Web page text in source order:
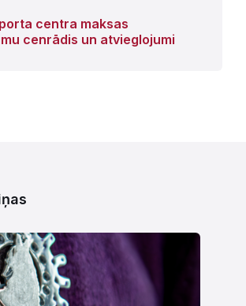
centra maksas
cenrādis un atvieglojumi